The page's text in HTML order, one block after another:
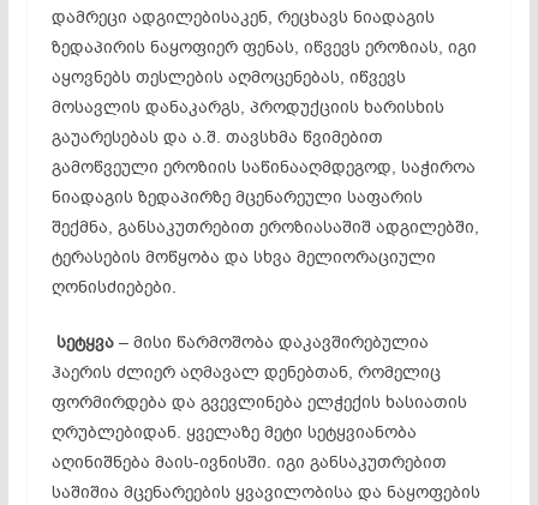
დამრეცი ადგილებისაკენ, რეცხავს ნიადაგის
ზედაპირის ნაყოფიერ ფენას, იწვევს ეროზიას, იგი
აყოვნებს თესლების აღმოცენებას, იწვევს
მოსავლის დანაკარგს, პროდუქციის ხარისხის
გაუარესებას და ა.შ. თავსხმა წვიმებით
გამოწვეული ეროზიის საწინააღმდეგოდ, საჭიროა
ნიადაგის ზედაპირზე მცენარეული საფარის
შექმნა, განსაკუთრებით ეროზიასაშიშ ადგილებში,
ტერასების მოწყობა და სხვა მელიორაციული
ღონისძიებები.
სეტყვა– მისი წარმოშობა დაკავშირებულია
ჰაერის ძლიერ აღმავალ დენებთან, რომელიც
ფორმირდება და გვევლინება ელჭექის ხასიათის
ღრუბლებიდან. ყველაზე მეტი სეტყვიანობა
აღინიშნება მაის-ივნისში. იგი განსაკუთრებით
საშიშია მცენარეების ყვავილობისა და ნაყოფების